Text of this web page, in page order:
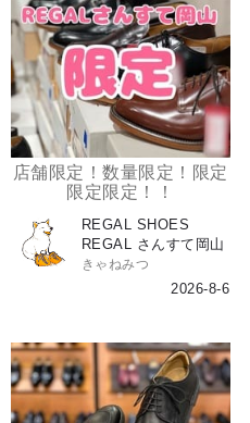
店舗限定！数量限定！限定
限定限定！！
REGAL SHOES
REGAL さんすて岡山
きゃねみつ
2026-8-6